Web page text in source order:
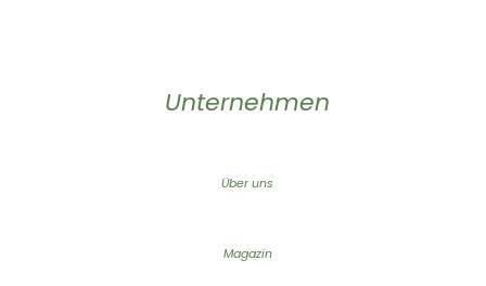
Unternehmen
Über uns
Magazin